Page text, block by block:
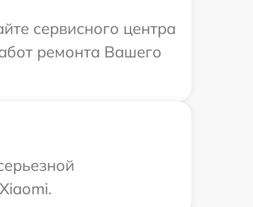
сервисного центра
ремонта Вашего